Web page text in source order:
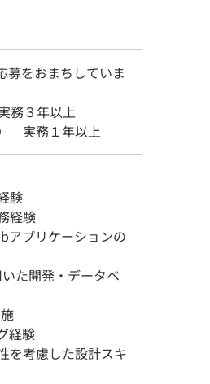
募をおまちしていま
務３年以上
実務１年以上
験
経験
アプリケーションの
た開発・データベ
経験
を考慮した設計スキ